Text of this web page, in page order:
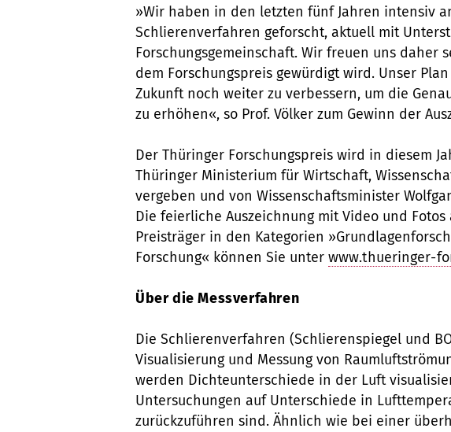
»Wir haben in den letzten fünf Jahren intensiv
Schlierenverfahren geforscht, aktuell mit
Forschungsgemeinschaft. Wir freuen uns daher
dem Forschungspreis gewürdigt wird. Unser
Zukunft noch weiter zu verbessern, um die
zu erhöhen«, so Prof. Völker zum Gewinn der
Der Thüringer Forschungspreis wird in diesem
Thüringer Ministerium für Wirtschaft,
vergeben und von Wissenschaftsminister
Die feierliche Auszeichnung mit Video und
Preisträger in den Kategorien
Forschung« können Sie unter www.thueringer-
Über die Messverfahren
Die Schlierenverfahren (Schlierenspiegel und
Visualisierung und Messung von
werden Dichteunterschiede in der Luft
Untersuchungen auf Unterschiede in
zurückzuführen sind. Ähnlich wie bei einer